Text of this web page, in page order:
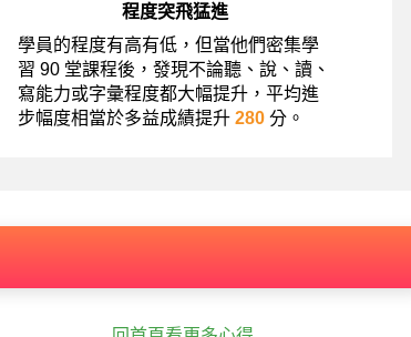
程度突飛猛進
學員的程度有高有低，但當他們密集學
習 90 堂課程後，發現不論聽、說、讀、
寫能力或字彙程度都大幅提升，平均進
步幅度相當於多益成績提升 280 分。